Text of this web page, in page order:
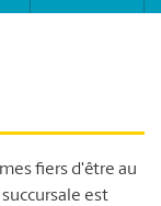
fiers d'être au
est